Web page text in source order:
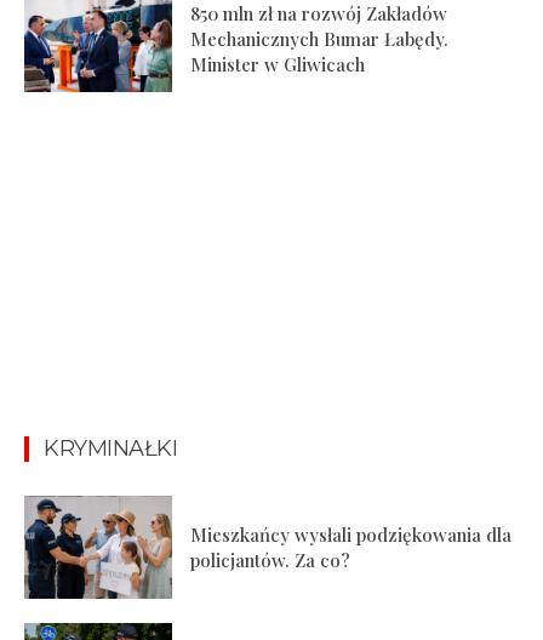
850 mln zł na rozwój Zakładów
Mechanicznych Bumar Łabędy.
Minister w Gliwicach
KRYMINAŁKI
Mieszkańcy wysłali podziękowania dla
policjantów. Za co?